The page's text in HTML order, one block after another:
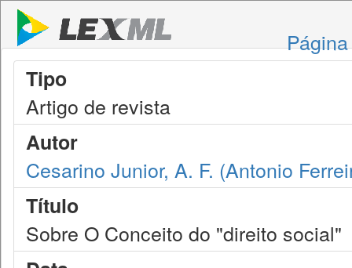
Tipo
Artigo de revista
Autor
Cesarino Junior, A. F. (Antonio
Título
Sobre O Conceito do "direito social"